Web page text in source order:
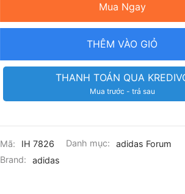
Mua Ngay
THÊM VÀO GIỎ
THANH TOÁN QUA
Mua trước - trả sau
Mã: IH 7826 Danh mục:
adidas Forum
Brand:
adidas